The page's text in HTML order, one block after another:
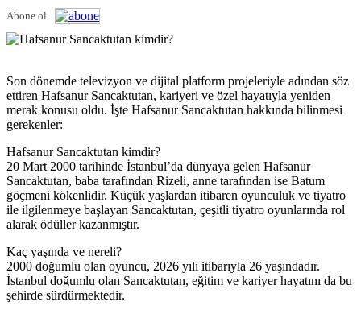
Abone ol
Son dönemde televizyon ve dijital platform projeleriyle adından söz
ettiren Hafsanur Sancaktutan, kariyeri ve özel hayatıyla yeniden
merak konusu oldu. İşte Hafsanur Sancaktutan hakkında bilinmesi
gerekenler:
Hafsanur Sancaktutan kimdir?
20 Mart 2000 tarihinde İstanbul’da dünyaya gelen Hafsanur
Sancaktutan, baba tarafından Rizeli, anne tarafından ise Batum
göçmeni kökenlidir. Küçük yaşlardan itibaren oyunculuk ve tiyatro
ile ilgilenmeye başlayan Sancaktutan, çeşitli tiyatro oyunlarında rol
alarak ödüller kazanmıştır.
Kaç yaşında ve nereli?
2000 doğumlu olan oyuncu, 2026 yılı itibarıyla 26 yaşındadır.
İstanbul doğumlu olan Sancaktutan, eğitim ve kariyer hayatını da bu
şehirde sürdürmektedir.